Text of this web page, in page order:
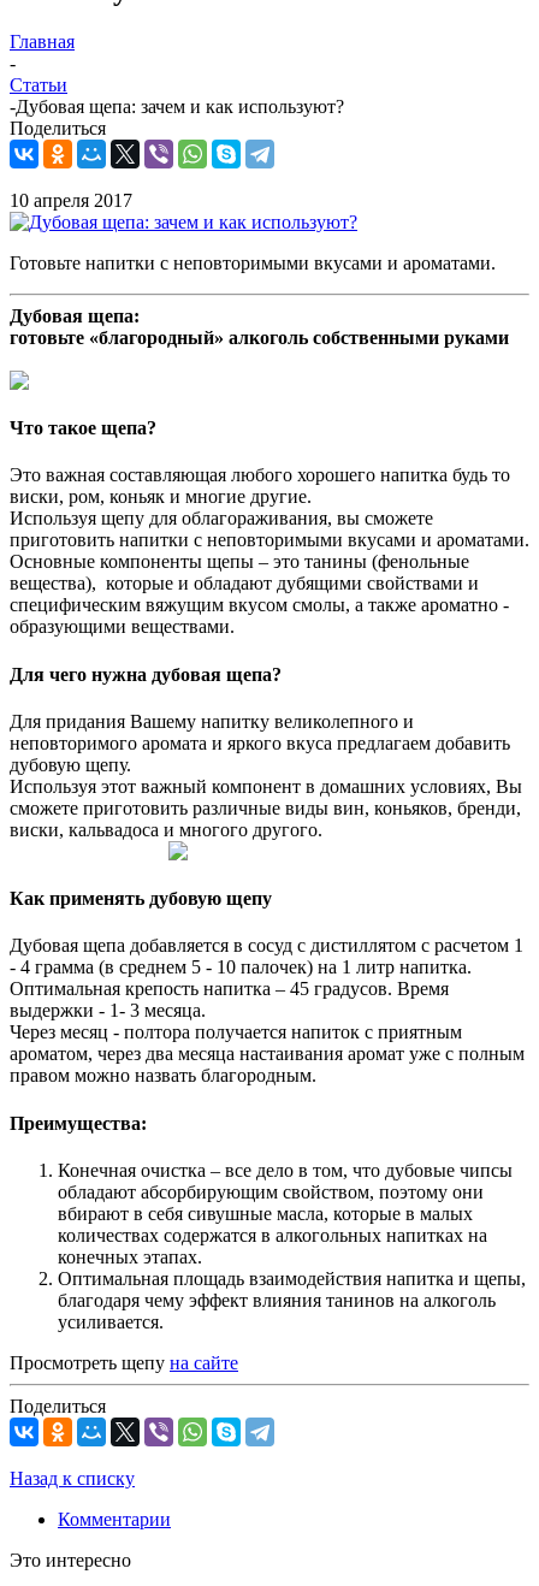
Главная
-
Статьи
-Дубовая щепа: зачем и как используют?
Поделиться
10 апреля 2017
Готовьте напитки с неповторимыми вкусами и ароматами.
Дубовая щепа:
готовьте «благородный» алкоголь собственными руками
Что такое щепа?
Это важная составляющая любого хорошего напитка будь то
виски, ром, коньяк и многие другие.
Используя щепу для облагораживания, вы сможете
приготовить напитки с неповторимыми вкусами и ароматами.
Основные компоненты щепы – это танины (фенольные
вещества), которые и обладают дубящими свойствами и
специфическим вяжущим вкусом смолы, а также ароматно -
образующими веществами.
Для чего нужна дубовая щепа?
Для придания Вашему напитку великолепного и
неповторимого аромата и яркого вкуса предлагаем добавить
дубовую щепу.
Используя этот важный компонент в домашних условиях, Вы
сможете приготовить различные виды вин, коньяков, бренди,
виски, кальвадоса и многого другого.
Как применять дубовую щепу
Дубовая щепа добавляется в сосуд с дистиллятом с расчетом 1
- 4 грамма (в среднем 5 - 10 палочек) на 1 литр напитка.
Оптимальная крепость напитка – 45 градусов. Время
выдержки - 1- 3 месяца.
Через месяц - полтора получается напиток с приятным
ароматом, через два месяца настаивания аромат уже с полным
правом можно назвать благородным.
Преимущества:
Конечная очистка – все дело в том, что дубовые чипсы
обладают абсорбирующим свойством, поэтому они
вбирают в себя сивушные масла, которые в малых
количествах содержатся в алкогольных напитках на
конечных этапах.
Оптимальная площадь взаимодействия напитка и щепы,
благодаря чему эффект влияния танинов на алкоголь
усиливается.
Просмотреть щепу на сайте
Поделиться
Назад к списку
Комментарии
Это интересно